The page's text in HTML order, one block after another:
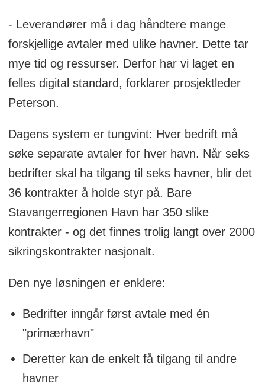
- Leverandører må i dag håndtere mange
forskjellige avtaler med ulike havner. Dette tar
mye tid og ressurser. Derfor har vi laget en
felles digital standard, forklarer prosjektleder
Peterson.
Dagens system er tungvint: Hver bedrift må
søke separate avtaler for hver havn. Når seks
bedrifter skal ha tilgang til seks havner, blir det
36 kontrakter å holde styr på. Bare
Stavangerregionen Havn har 350 slike
kontrakter - og det finnes trolig langt over 2000
sikringskontrakter nasjonalt.
Den nye løsningen er enklere:
Bedrifter inngår først avtale med én
"primærhavn"
Deretter kan de enkelt få tilgang til andre
havner